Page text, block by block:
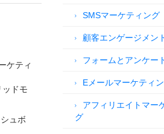
ケティ
ドモ
ュボ
SMSマーケティング
顧客エンゲージメン
フォームとアンケー
Eメールマーケティ
アフィリエイトマー
グ